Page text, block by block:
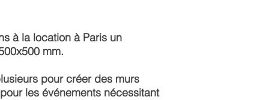
à la location à Paris un
mm.
pour créer des murs
les événements nécessitant